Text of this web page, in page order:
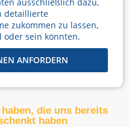
detaillierte
zukommen zu lassen,
oder sein könnten.
ANFORDERN
die uns bereits
haben